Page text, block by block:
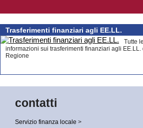
Trasferimenti finanziari agli EE.LL.
Tutte le
informazioni sui trasferimenti finanziari agli EE.LL.
Regione
contatti
Servizio finanza locale >